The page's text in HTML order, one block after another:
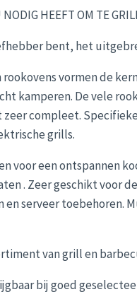
HEEFT OM TE
bent, het
vormen de
kamperen. De vele
compleet.
grills.
voor een ontspannen
. Zeer geschikt voor
serveer toebehoren.
van grill en
bij goed